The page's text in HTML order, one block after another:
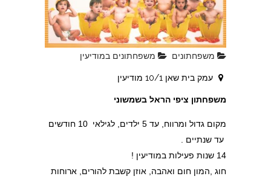
משפחתונים משפחתונים במודיעין
עמק בית שאן 10/1 מודיעין
משפחתון ציפי הראל בשמשוני
מקום גדול ומרווח, עד 5 ילדים, לגילאי 10 חודשים
עד שנתיים .
14 שנות פעילות במודיעין !
חוג ,המון חום ואהבה, אוזן קשבת להורים, ארוחות